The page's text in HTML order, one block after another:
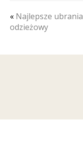
« Najlepsze
odzieżowy